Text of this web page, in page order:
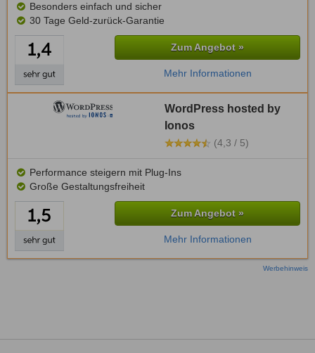
Besonders einfach und sicher
30 Tage Geld-zurück-Garantie
Zum Angebot »
Mehr Informationen
WordPress hosted by
Ionos
(4,3 / 5)
Performance steigern mit Plug-Ins
Große Gestaltungsfreiheit
Zum Angebot »
Mehr Informationen
Werbehinweis